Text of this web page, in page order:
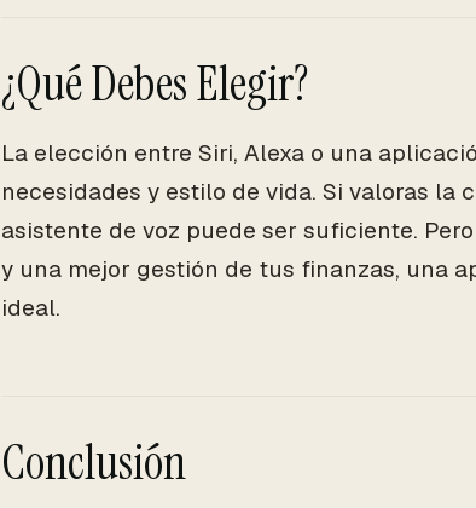
¿Qué Debes Elegir?
La elección entre Siri, Alexa o una
necesidades y estilo de vida. Si valoras la
asistente de voz puede ser suficiente.
y una mejor gestión de tus finanzas, una
ideal.
Conclusión